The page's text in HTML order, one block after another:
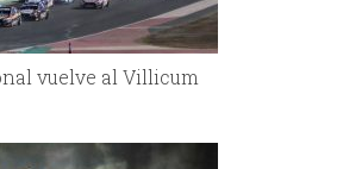
vuelve al Villicum